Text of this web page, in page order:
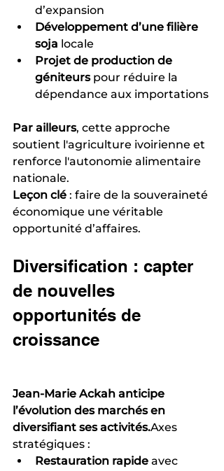
d’expansion
Développement d’une filière
soja locale
Projet de production de
géniteurs pour réduire la
dépendance aux importations
Par ailleurs, cette approche
soutient l'agriculture ivoirienne et
renforce l'autonomie alimentaire
nationale.
Leçon clé : faire de la souveraineté
économique une véritable
opportunité d’affaires.
Diversification : capter
de nouvelles
opportunités de
croissance
Jean-Marie Ackah anticipe
l’évolution des marchés en
diversifiant ses activités.Axes
stratégiques :
Restauration rapide avec